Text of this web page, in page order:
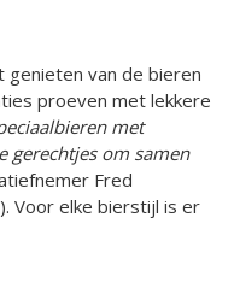
genieten van de bieren
proeven met lekkere
met
gerechtjes om samen
Fred
Voor elke bierstijl is er